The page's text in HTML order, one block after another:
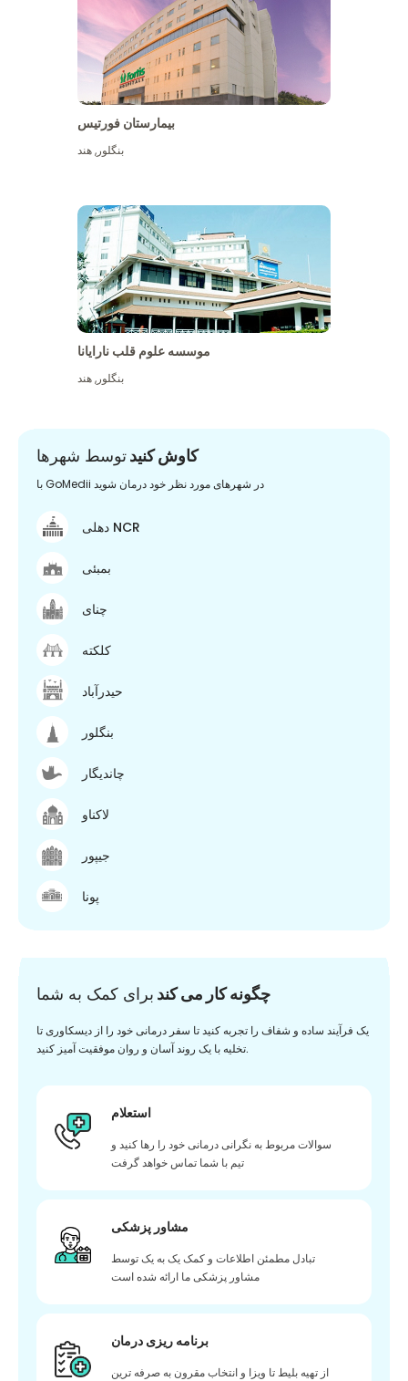
بیمارستان فورتیس
بنگلور,هند
موسسه علوم قلب نارایانا
بنگلور,هند
کاوش کنیدتوسط شهرها
با GoMedii در شهرهای مورد نظر خود درمان شوید
دهلی NCR
بمبئی
چنای
کلکته
حیدرآباد
بنگلور
چاندیگار
لاکناو
جیپور
پونا
چگونه کار می کند برای کمک به شما
یک فرآیند ساده و شفاف را تجربه کنید تا سفر درمانی خود را از دیسکاوری تا
تخلیه با یک روند آسان و روان موفقیت آمیز کنید.
استعلام
سوالات مربوط به نگرانی درمانی خود را رها کنید و
تیم با شما تماس خواهد گرفت
مشاور پزشکی
تبادل مطمئن اطلاعات و کمک یک به یک توسط
مشاور پزشکی ما ارائه شده است
برنامه ریزی درمان
از تهیه بلیط تا ویزا و انتخاب مقرون به صرفه ترین